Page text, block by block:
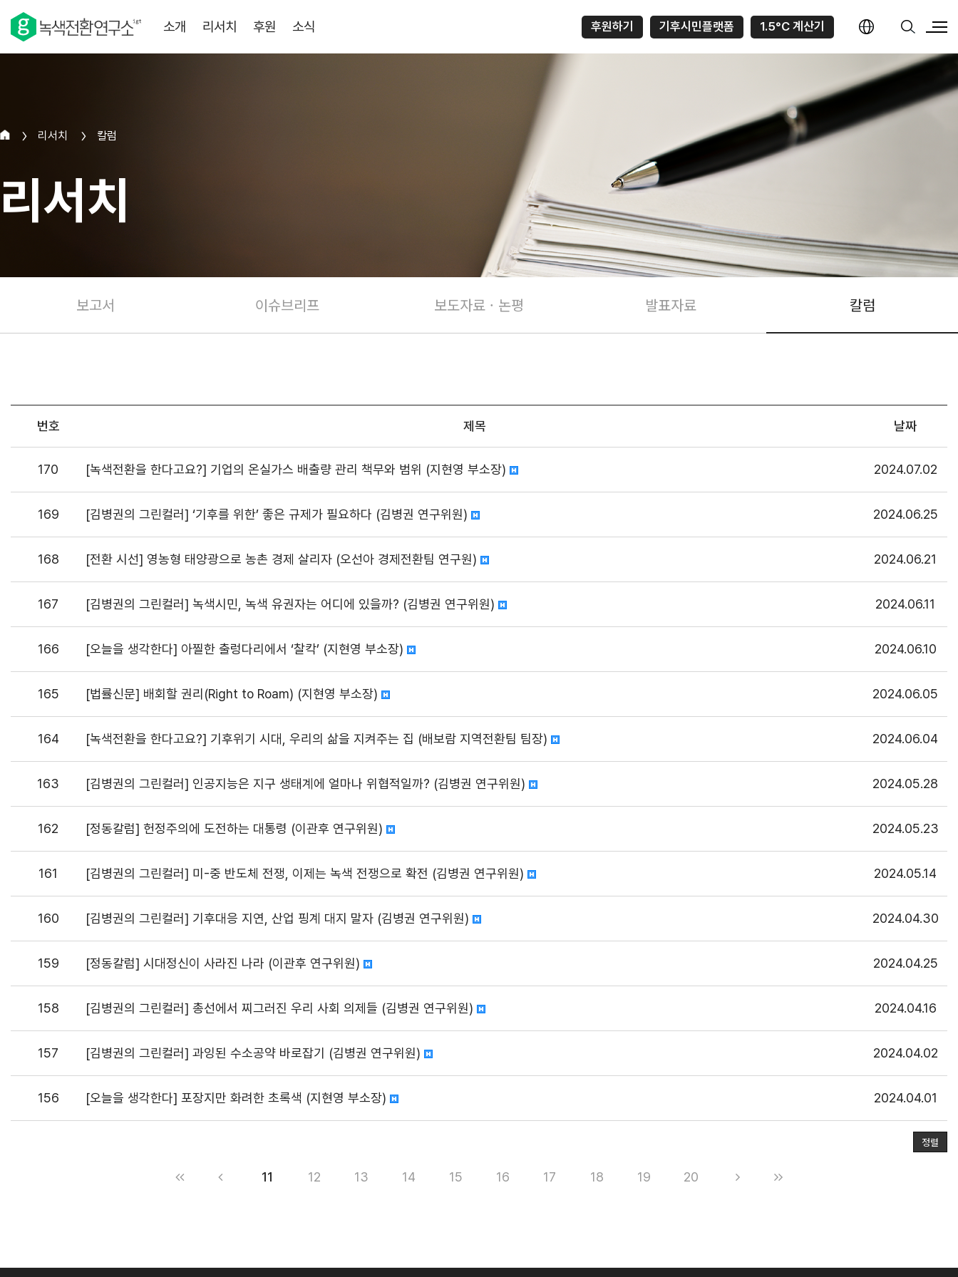
소개 리서치 후원 소식 후원하기 기후시민플랫폼 1.5°C 계산기
> 리서치 > 칼럼
리서치
보고서 이슈브리프 보도자료 · 논평 발표자료 칼럼
번호 제목 날짜
170 [녹색전환을 한다고요?] 기업의 온실가스 배출량 관리 책무와 범위 (지현영 부소장) 2024.07.02
169 [김병권의 그린컬러] ‘기후를 위한’ 좋은 규제가 필요하다 (김병권 연구위원) 2024.06.25
168 [전환 시선] 영농형 태양광으로 농촌 경제 살리자 (오선아 경제전환팀 연구원) 2024.06.21
167 [김병권의 그린컬러] 녹색시민, 녹색 유권자는 어디에 있을까? (김병권 연구위원) 2024.06.11
166 [오늘을 생각한다] 아찔한 출렁다리에서 ‘찰칵’ (지현영 부소장) 2024.06.10
165 [법률신문] 배회할 권리(Right to Roam) (지현영 부소장) 2024.06.05
164 [녹색전환을 한다고요?] 기후위기 시대, 우리의 삶을 지켜주는 집 (배보람 지역전환팀 팀장) 2024.06.04
163 [김병권의 그린컬러] 인공지능은 지구 생태계에 얼마나 위협적일까? (김병권 연구위원) 2024.05.28
162 [정동칼럼] 헌정주의에 도전하는 대통령 (이관후 연구위원) 2024.05.23
161 [김병권의 그린컬러] 미-중 반도체 전쟁, 이제는 녹색 전쟁으로 확전 (김병권 연구위원) 2024.05.14
160 [김병권의 그린컬러] 기후대응 지연, 산업 핑계 대지 말자 (김병권 연구위원) 2024.04.30
159 [정동칼럼] 시대정신이 사라진 나라 (이관후 연구위원) 2024.04.25
158 [김병권의 그린컬러] 총선에서 찌그러진 우리 사회 의제들 (김병권 연구위원) 2024.04.16
157 [김병권의 그린컬러] 과잉된 수소공약 바로잡기 (김병권 연구위원) 2024.04.02
156 [오늘을 생각한다] 포장지만 화려한 초록색 (지현영 부소장) 2024.04.01
정렬
11 12 13 14 15 16 17 18 19 20